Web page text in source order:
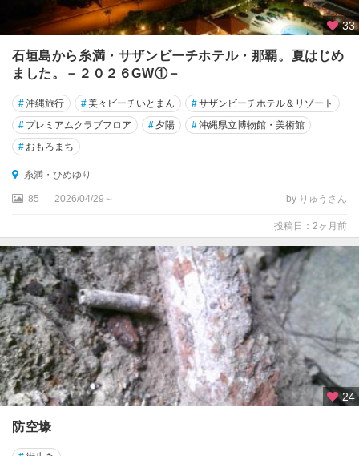
33
石垣島から糸満・サザンビーチホテル・那覇。夏はじめ
ました。－２０２６GW①－
#沖縄旅行 #美々ビーチいとまん #サザンビーチホテル＆リゾート
# プレミアムクラブフロア # 夕陽 #沖縄県立博物館・美術館
# おもろまち
糸満・ひめゆり
85 2026/04/29～ by りゅうさん
投稿日：2ヶ月前
24
防空壕